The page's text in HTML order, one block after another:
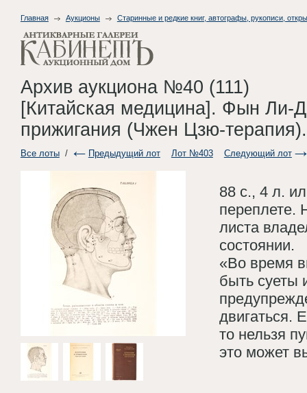
Главная Аукционы Старинные и редкие книг, автографы, рукописи,
Архив аукциона №40 (111)
[Китайская медицина]. Фын Ли-
прижигания (Чжен Цзю-
Все лоты/ Предыдущий лот Лот №403 Следующий лот
88 с., 4 л.
переплете.
листа
состоянии.
«Во время
быть суеты
двигаться.
то нельзя
это может